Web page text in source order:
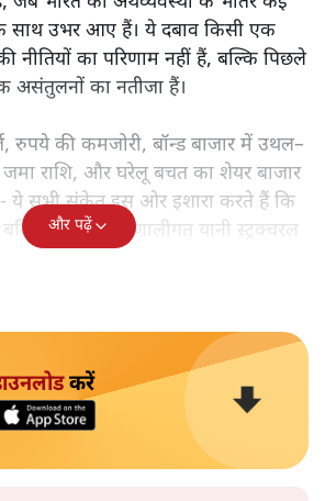
साथ उभर आए हैं। ये दबाव किसी एक
नीतियों का परिणाम नहीं हैं, बल्कि पिछले
असंतुलनों का नतीजा हैं।
रुपये की कमजोरी, बॉन्ड बाजार में उथल–
राशि, और घरेलू बचत का शेयर बाजार
ये सभी संकेत इस ओर इशारा करते हैं कि
गहरी और प्रणालीगत यानी स्ट्रक्चरल
और पढ़ें
करें